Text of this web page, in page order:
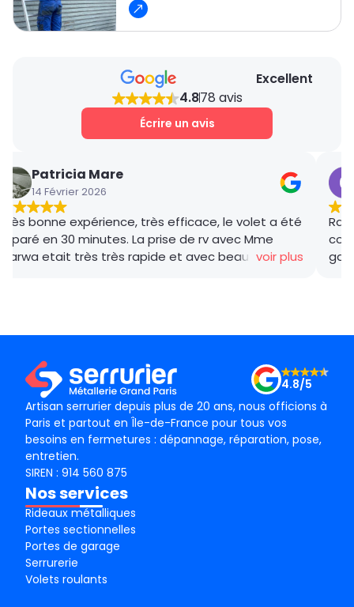
Excellent
4.878 avis
Écrire un avis
Patricia Mare
14 Février 2026
Très bonne expérience, très efficace, le volet a été
réparé en 30 minutes. La prise de rv avec Mme
Marwa etait très très rapide et avec beaucoup de
voir plus
Artisan serrurier depuis plus de 20 ans, nous officions à
Paris et partout en Île-de-France pour tous vos
besoins en fermetures : dépannage, réparation, pose,
entretien.
4.8/5
SIREN : 914 560 875
Nos services
Rideaux métalliques
Portes sectionnelles
Portes de garage
Serrurerie
Volets roulants